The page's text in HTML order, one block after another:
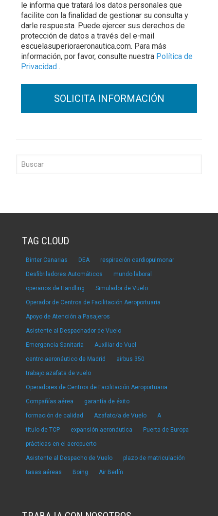
le informa que tratará los datos personales que
facilite con la finalidad de gestionar su consulta y
darle respuesta. Puede ejercer sus derechos de
protección de datos a través del e-mail
escuelasuperioraeronautica.com. Para más
información, por favor, consulte nuestra Política de
Privacidad .
TAG CLOUD
Binter Canarias DEA respiración cardiopulmonar
Desfibriladores Automáticos mundo laboral
operarios de Handling Simulador de Vuelo
Operador de Centros de Facilitación Aeroportuaria
Apoyo de Atención a Pasajeros
Asistente al Despachador de Vuelo
Emergencia Sanitaria Auxiliar de Vuel
centro aeronáutico de Madrid airbus 350
trabajo azafata de vuelo
Operadores de Centros de Facilitación Aeroportuaria
Compañías aérea garantía de éxito
formación de calidad Azafato/a de Vuelo A
título de TCP expansión aeronáutica Puerta de Europa
prácticas en el aeropuerto
Asistente al Despacho de Vuelo plazo de matriculación
tasas aéreas Boing Air Berlín